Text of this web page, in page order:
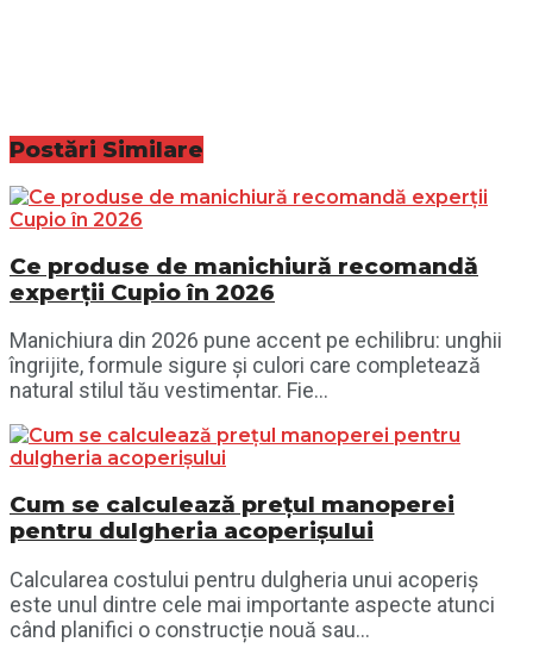
Postări Similare
Ce produse de manichiură recomandă
experții Cupio în 2026
Manichiura din 2026 pune accent pe echilibru: unghii
îngrijite, formule sigure și culori care completează
natural stilul tău vestimentar. Fie...
Cum se calculează prețul manoperei
pentru dulgheria acoperișului
Calcularea costului pentru dulgheria unui acoperiș
este unul dintre cele mai importante aspecte atunci
când planifici o construcție nouă sau...